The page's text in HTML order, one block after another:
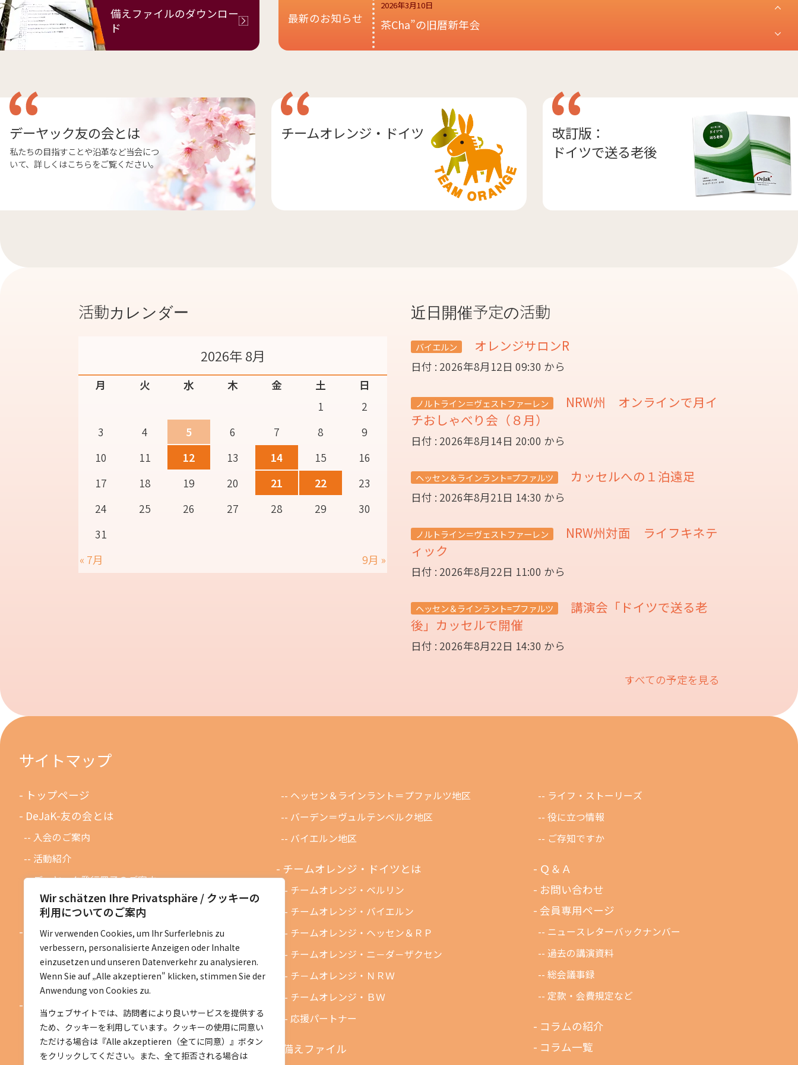
Wir schätzen Ihre Privatsphäre / クッキーの
利用についてのご案内
Wir verwenden Cookies, um Ihr Surferlebnis zu
verbessern, personalisierte Anzeigen oder Inhalte
einzusetzen und unseren Datenverkehr zu analysieren.
Wenn Sie auf „Alle akzeptieren" klicken, stimmen Sie der
Anwendung von Cookies zu.
当ウェブサイトでは、訪問者により良いサービスを提供する
ため、クッキーを利用しています。クッキーの使用に同意い
ただける場合は『Alle akzeptieren（全てに同意）』ボタン
をクリックしてください。また、全て拒否される場合は
備えファイルのダウンロー
ド
最新のお知らせ
2026年3月10日
茶Cha”の旧暦新年会
デーヤック友の会とは
私たちの目指すことや沿革など当会につ
いて、詳しくはこちらをご覧ください。
チームオレンジ・ ドイツ
改訂版：
ドイツで送る老後
活動カレンダー
2026年 8月
月 火 水 木 金 土
日
1
2
3
4 5 6 7 8
9
10
11 12 13 14 15
16
17
18 19 20 21 22
23
24
25 26 27 28 29
30
31
« 7月
9月 »
近日開催予定の活動
バイエルン オレンジサロンR
日付 : 2026年8月12日 09:30 から
ノルトライン＝ヴェストファーレン
NRW州 オンラインで月イ
チおしゃべり会（８月）
日付 : 2026年8月14日 20:00 から
ヘッセン＆ラインラント=プファルツ カッセルへの１泊遠足
日付 : 2026年8月21日 14:30 から
ノルトライン＝ヴェストファーレン
NRW州対面 ライフキネテ
ィック
日付 : 2026年8月22日 11:00 から
ヘッセン＆ラインラント=プファルツ
講演会「ドイツで送る老
後」カッセルで開催
日付 : 2026年8月22日 14:30 から
すべての予定を見る
サイトマップ
トップページ
DeJaK-友の会とは
入会のご案内
活動紹介
デーヤック発行冊子のご案内
DeJaK友の会設立１０周年記念
お知らせ
お知らせ一覧
活動予定一覧
ベルリン地区
ニーダーザクセン地区
ヘッセン＆ラインラント＝プファルツ地区
バーデン＝ヴュルテンベルク地区
バイエルン地区
チームオレンジ・ドイツとは
チームオレンジ・ベルリン
チームオレンジ・バイエルン
チームオレンジ・ヘッセン＆ＲＰ
チームオレンジ・ニ－ダ－ザクセン
チ－ムオレンジ・ＮＲＷ
チームオレンジ・ＢＷ
応援パートナー
備えファイル
ライフ・ストーリーズ
役に立つ情報
ご存知ですか
Ｑ＆Ａ
お問い合わせ
会員専用ページ
ニュースレターバックナンバー
過去の講演資料
総会議事録
定款・会費規定など
コラムの紹介
コラム一覧